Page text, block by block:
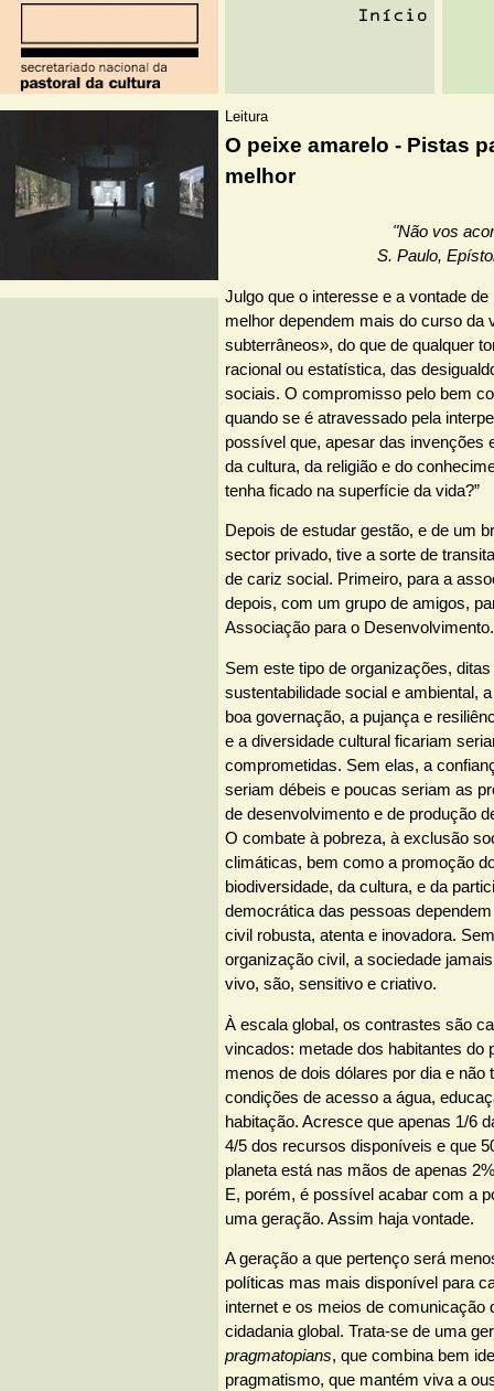
Leitura
O peixe amarelo - Pistas
melhor
"Não vos
S. Paulo,
Julgo que o interesse e a vontade
melhor dependem mais do curso da
subterrâneos», do que de qualquer
racional ou estatística, das
sociais. O compromisso pelo bem
quando se é atravessado pela
possível que, apesar das invenções
da cultura, da religião e do
tenha ficado na superfície da vida?”
Depois de estudar gestão, e de um
sector privado, tive a sorte de
de cariz social. Primeiro, para a
depois, com um grupo de amigos,
Associação para o Desenvolvimento.
Sem este tipo de organizações,
sustentabilidade social e ambiental,
boa governação, a pujança e
e a diversidade cultural ficariam
comprometidas. Sem elas, a
seriam débeis e poucas seriam as
de desenvolvimento e de produção
O combate à pobreza, à exclusão
climáticas, bem como a promoção
biodiversidade, da cultura, e da
democrática das pessoas
civil robusta, atenta e inovadora.
organização civil, a sociedade
vivo, são, sensitivo e criativo.
À escala global, os contrastes são
vincados: metade dos habitantes do
menos de dois dólares por dia e não
condições de acesso a água,
habitação. Acresce que apenas 1/6
4/5 dos recursos disponíveis e que
planeta está nas mãos de apenas
E, porém, é possível acabar com a
uma geração. Assim haja vontade.
A geração a que pertenço será
políticas mas mais disponível para
internet e os meios de comunicação
cidadania global. Trata-se de uma
pragmatopians, que combina bem
pragmatismo, que mantém viva a